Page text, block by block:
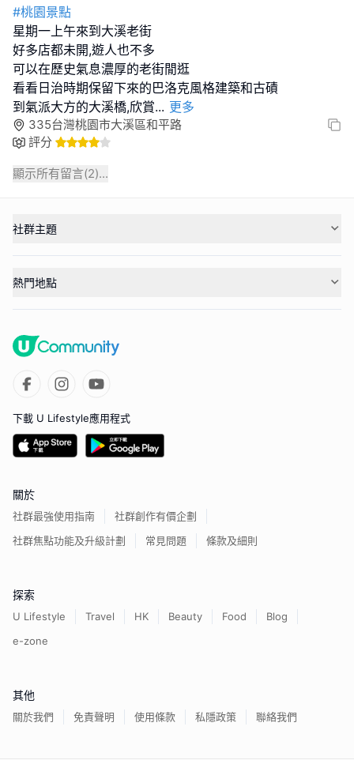
#桃園景點
星期一上午來到大溪老街
好多店都未開,遊人也不多
可以在歷史氣息濃厚的老街閒逛
看看日治時期保留下來的巴洛克風格建築和古磧
到氣派大方的大溪橋,欣賞... 更多
335台灣桃園市大溪區和平路
評分
顯示所有留言(2)...
社群主題
熱門地點
下載 U Lifestyle應用程式
關於
社群最強使用指南
社群創作有價企劃
社群焦點功能及升級計劃
常見問題 條款及細則
探索
U Lifestyle Travel HK Beauty Food
Blog
e-zone
其他
關於我們 免責聲明 使用條款 私隱政策 聯絡我們